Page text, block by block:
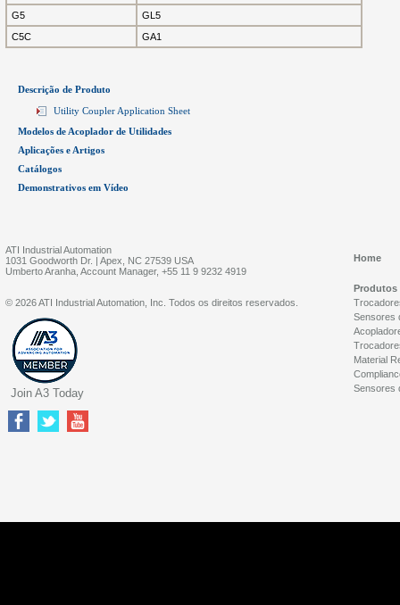
G5
GL5
C5C
GA1
Descrição de Produto
Utility Coupler Application Sheet
Modelos de Acoplador de Utilidades
Aplicações e Artigos
Catálogos
Demonstrativos em Vídeo
ATI Industrial Automation
1031 Goodworth Dr. | Apex, NC 27539 USA
Umberto Aranha, Account Manager, +55 11 9 9232 4919
Home
Produtos
Sensores
Material
Sensores
© 2026 ATI Industrial Automation, Inc. Todos os direitos reservados.
Join A3 Today